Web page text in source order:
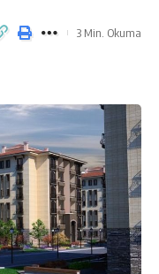
3 Min. Okuma